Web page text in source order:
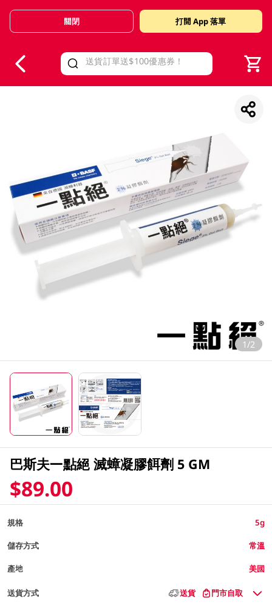
Valid Until 30 June 2026
關閉 打開 App 落單
1/2
巴斯夫一點絕 滅蟑凝膠餌劑 5 GM
$89.00
規格 5g
儲存方式 常溫
產地 美國
送貨方式 送貨 門市自取